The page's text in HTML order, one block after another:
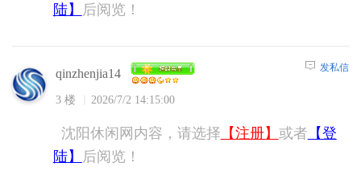
陆】
后阅览！
qinzhenjia14
3 楼 2026/7/2 14:15:00
发私信
沈阳休闲网内容，请选择 【注册】 或者 【登
陆】
后阅览！